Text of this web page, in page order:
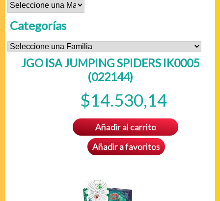
Categorías
JGO ISA JUMPING SPIDERS IK0005
(022144)
$14.530,14
Añadir al carrito
Añadir a favoritos